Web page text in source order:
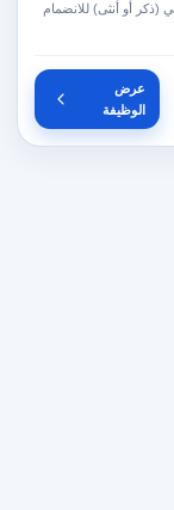
(ذكر أو أنثى) للانضمام
عرض
الوظيفة